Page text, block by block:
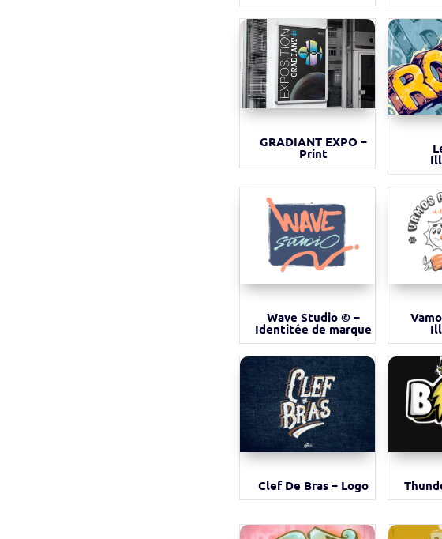
GRADIANT EXPO –
Print
Wave Studio © –
Identitée de marque
Clef De Bras – Logo